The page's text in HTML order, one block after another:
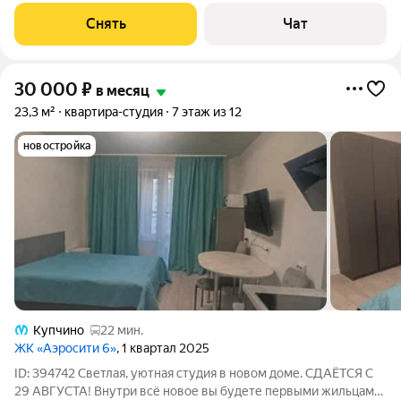
- монолитный, окна выходят во двор. В подъезде 2 лифта - 1
грузовой и 1
Снять Чат
30 000 ₽ в месяц
23,3 м² квартира-студия 7 этаж из 12
новостройка
Купчино
22 мин.
ЖК «Аэросити 6», 1 квартал 2025
ID: 394742 Светлая, уютная студия в новом доме. СДАЁТСЯ С
29 АВГУСТА! Внутри всё новое вы будете первыми жильцами.